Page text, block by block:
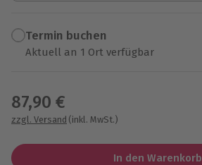
Termin buchen
Aktuell an 1 Ort verfügbar
87,90 €
zzgl. Versand (inkl. MwSt.)
In den Warenkorb